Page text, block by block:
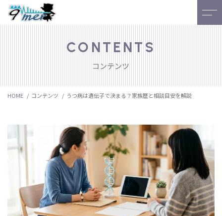
Home
当社について
サービス
お客様の声
スタッフ
よくある質問
ブログ
NEWS
アクセス
研究室
ご予約・お問い合わせ
CONTENTS
コンテンツ
HOME コンテンツ うつ病は遺伝子で決まる？家族歴と相談目安を解説